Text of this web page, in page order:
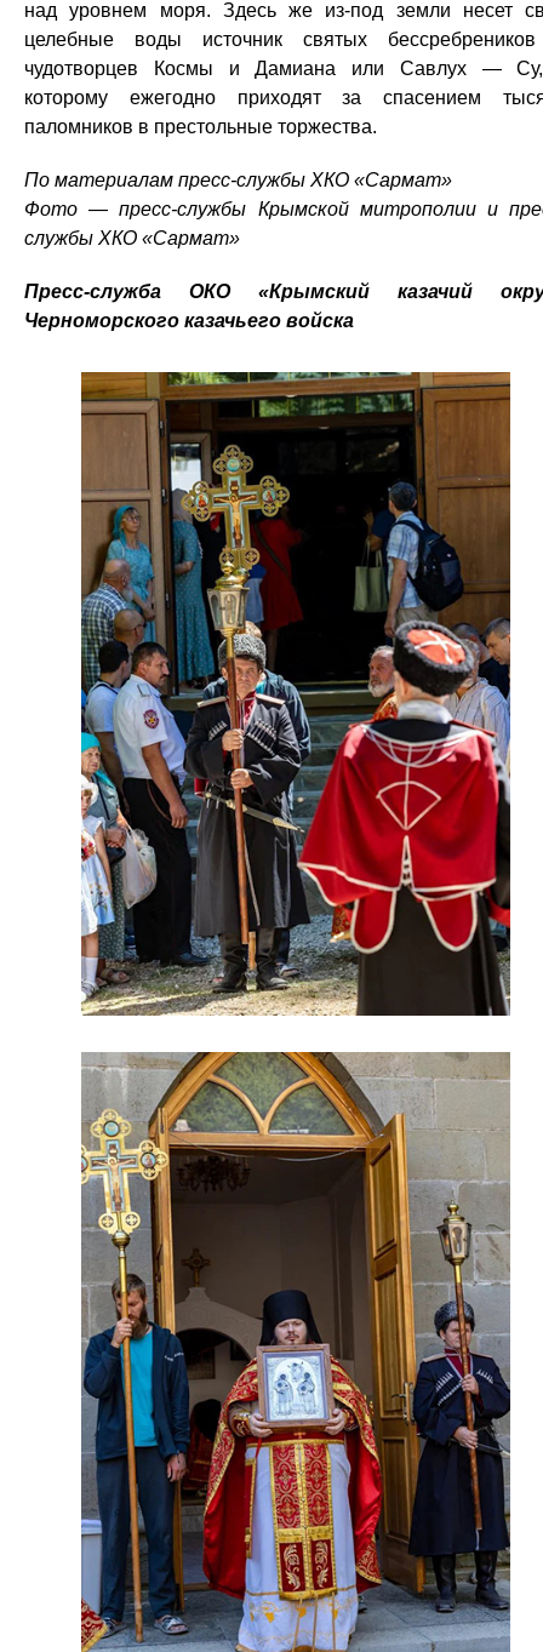
над уровнем моря. Здесь же из-под земли несет
целебные воды источник святых
чудотворцев Космы и Дамиана или Савлух —
которому ежегодно приходят за спасением
паломников в престольные торжества.
По материалам пресс-службы ХКО «Сармат»
Фото — пресс-службы Крымской митрополии и
службы ХКО «Сармат»
Пресс-служба ОКО «Крымский казачий
Черноморского казачьего войска